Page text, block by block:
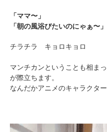
「ママ〜」
「朝の風浴びたいのにゃぁ〜」
チラチラ キョロキョロ
マンチカンということも相ま
が際立ちます。
なんだかアニメのキャラクタ